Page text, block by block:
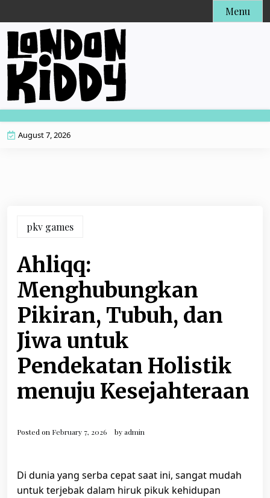
to
content
Menu
August 7, 2026
pkv games
Ahliqq:
Menghubungkan
Pikiran, Tubuh, dan
Jiwa untuk
Pendekatan Holistik
menuju Kesejahteraan
Posted on February 7, 2026 byadmin
Di dunia yang serba cepat saat ini, sangat mudah
untuk terjebak dalam hiruk pikuk kehidupan